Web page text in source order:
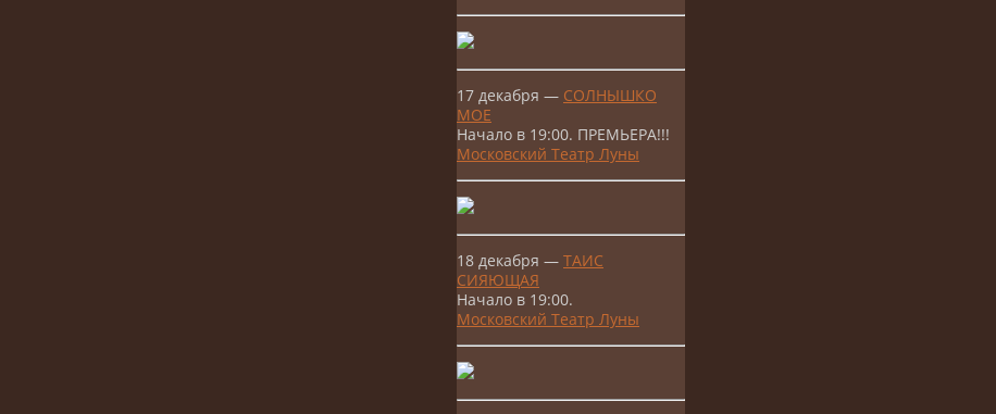
17 декабря — СОЛНЫШКО
МОЕ
Начало в 19:00. ПРЕМЬЕРА!!!
Московский Театр Луны
18 декабря — ТАИС
СИЯЮЩАЯ
Начало в 19:00.
Московский Театр Луны